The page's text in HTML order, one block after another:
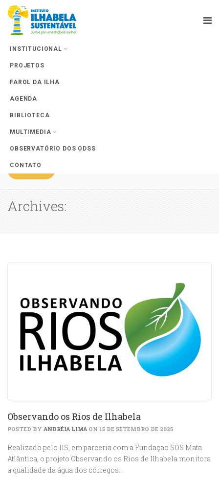
INSTITUCIONAL
PROJETOS
FAROL DA ILHA
AGENDA
BIBLIOTECA
MULTIMEDIA
OBSERVATÓRIO DOS ODSS
CONTATO
Ver todos projetos
Archives:
Observando os Rios de Ilhabela
POSTED BY ANDRÉIA LIMA ON 15 DE SETEMBRO DE 2025
Realizado pelo IIS, em parceria com a Fundação SOS Mata
Atlântica, o projeto Observando os Rios de Ilhabela monitora
a qualidade da água dos córregos…